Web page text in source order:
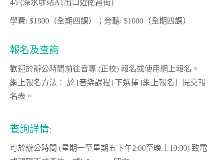
4/F(深水埗站A1出口近南昌街)
學費: $1800（全期四課）；旁聽: $1000（全期四課）
報名及查詢
歡迎於辦公時間前往音專 (正校) 報名或使用網上報名。
網上報名方法： 於 [音樂課程] 下選擇 [網上報名］提交報
名表。
查詢詳情:
可於辦公時間 (星期一至星期五下午2:00至晚上10:00) 致電